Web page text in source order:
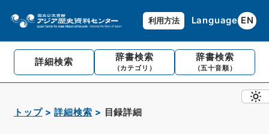
利用方法 Language EN
詳細検索 辞書検索
（カテゴリ）
辞書検索
（五十音順）
トップ 詳細検索 目録詳細